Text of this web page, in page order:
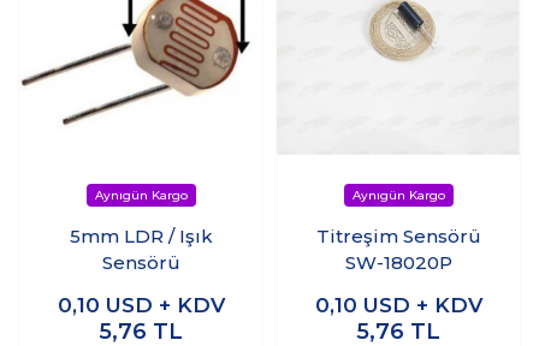
5mm LDR / Işık
Sensörü
0,10 USD + KDV
5,76 TL
Titreşim Sensörü
SW-18020P
0,10 USD + KDV
5,76 TL